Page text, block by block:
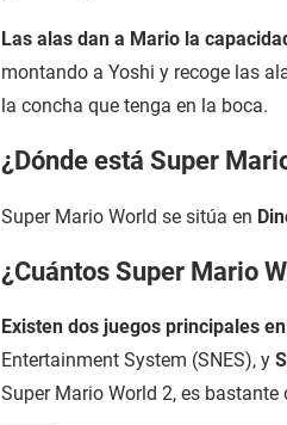
Las alas dan a Mario la
montando a Yoshi y recoge las
la concha que tenga en la boca.
¿Dónde está Super
Super Mario World se sitúa en
¿Cuántos Super Mario
Existen dos juegos principales
Entertainment System (SNES), y
Super Mario World 2, es bastante